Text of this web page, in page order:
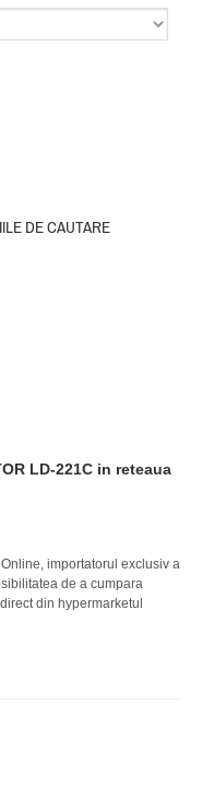
DE CAUTARE
LD-221C in reteaua
importatorul exclusiv al
de a cumpara
din hypermarketul